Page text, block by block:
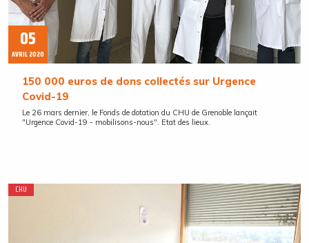
05
AVRIL 2020
150 000 euros de dons collectés sur Urgence
Covid-19
Le 26 mars dernier, le Fonds de dotation du CHU de Grenoble lançait
"Urgence Covid-19 - mobilisons-nous". Etat des lieux.
CHU